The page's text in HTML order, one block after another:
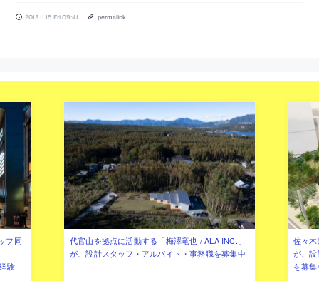
2013.11.15 Fri 09:41 permalink
フ同
験
代官山を拠点に活動する「梅澤竜也 / ALA INC.」
が、設計スタッフ・アルバイト・事務職を募集中
佐々
が、
を募